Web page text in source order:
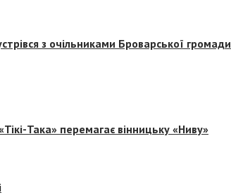
з очільниками Броварської громади
Така» перемагає вінницьку «Ниву»